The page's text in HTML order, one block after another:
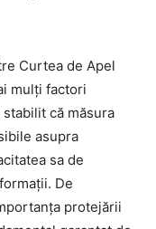
Curtea de Apel
mulți factori
că măsura
asupra
sa de
De
protejării